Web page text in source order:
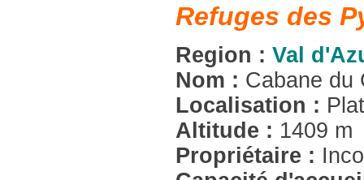
Refuges des
Region : Val
Nom : Cabane du
Localisation :
Altitude : 1409 m
Propriétaire :